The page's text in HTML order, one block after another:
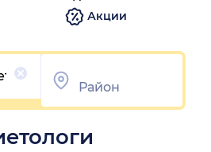
Акции